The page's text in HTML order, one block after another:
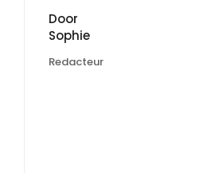
Door
Sophie
Redacteur